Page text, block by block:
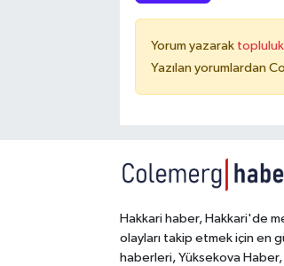
Yorum yazarak topluluk
Yazılan yorumlardan
Hakkari haber, Hakkari'de
olayları takip etmek için en
haberleri, Yüksekova